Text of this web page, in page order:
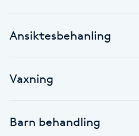
Extensions
Extensions borttagning
Eyeliner-tatuering
F
Face framing
Ansiktesbehanling
Vaxning
Barn behandling